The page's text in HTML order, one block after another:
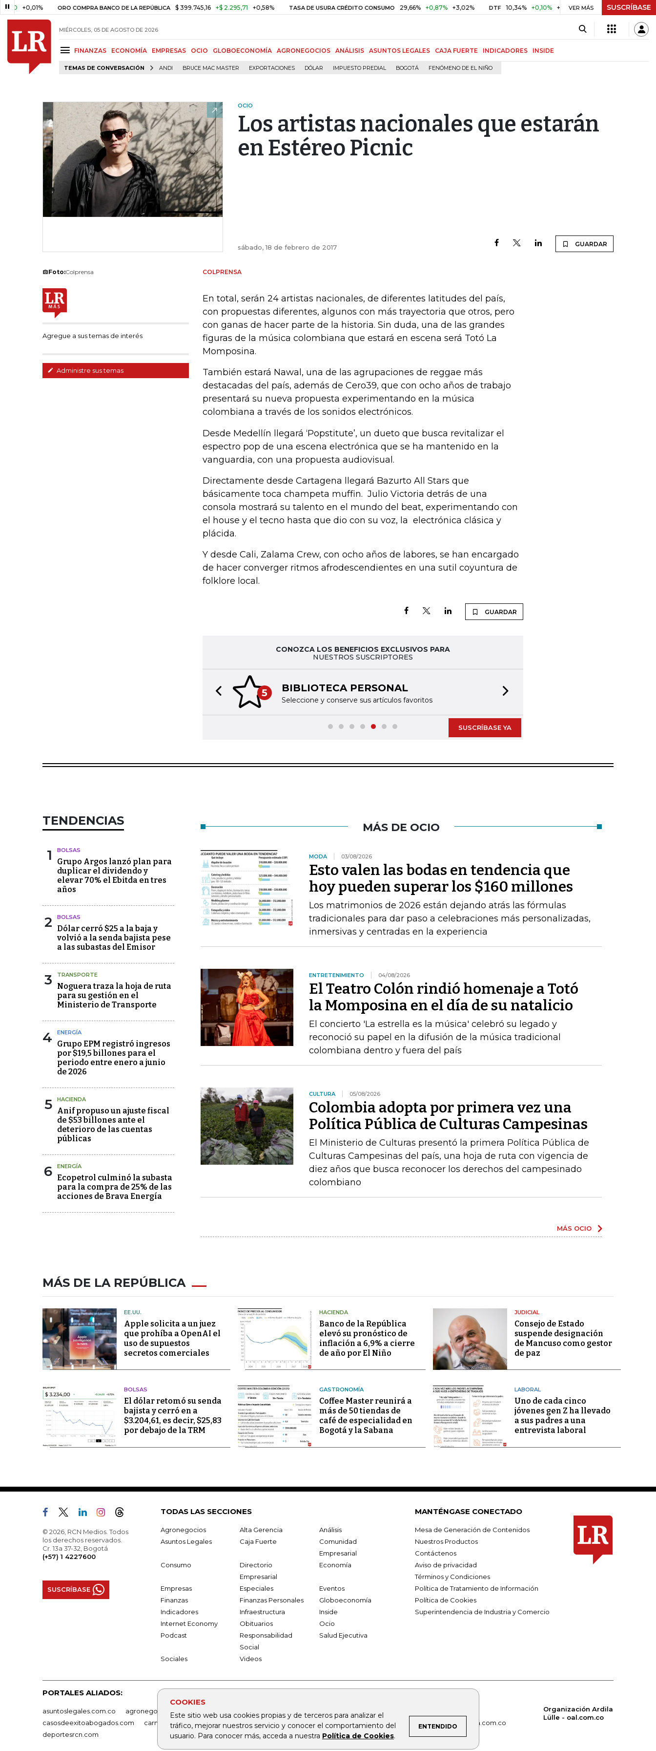
+0,01% ORO COMPRA BANCO DE LA REPÚBLICA $ 399.745,16 +$ 2.295,71 +0,58% TASA DE USURA CRÉDITO CONSUMO 29,66% +0,87% +3,02% DTF 10,34% +0,10% +0,98% UVR $ 416,81 +$ 0,05
VER MÁS SUSCRÍBASE
MIÉRCOLES, 05 DE AGOSTO DE 2026
FINANZAS ECONOMÍA EMPRESAS OCIO GLOBOECONOMÍA AGRONEGOCIOS ANÁLISIS ASUNTOS LEGALES CAJA FUERTE INDICADORES INSIDE
TEMAS DE CONVERSACIÓN ANDI BRUCE MAC MASTER EXPORTACIONES DÓLAR IMPUESTO PREDIAL BOGOTÁ FENÓMENO DE EL NIÑO
COOKIES
Este sitio web usa cookies propias y de terceros para analizar el
tráfico, mejorar nuestros servicio y conocer el comportamiento del
usuario. Para conocer más, acceda a nuestra Política de Cookies.
ENTENDIDO
OCIO
Los artistas nacionales que estarán
en Estéreo Picnic
sábado, 18 de febrero de 2017 GUARDAR
Foto:Colprensa
Agregue a sus temas de interés
Administre sus temas
COLPRENSA
En total, serán 24 artistas nacionales, de diferentes latitudes del país,
con propuestas diferentes, algunos con más trayectoria que otros, pero
con ganas de hacer parte de la historia. Sin duda, una de las grandes
figuras de la música colombiana que estará en escena será Totó La
Momposina.
También estará Nawal, una de las agrupaciones de reggae más
destacadas del país, además de Cero39, que con ocho años de trabajo
presentará su nueva propuesta experimentando en la música
colombiana a través de los sonidos electrónicos.
Desde Medellín llegará ‘Popstitute’, un dueto que busca revitalizar el
espectro pop de una escena electrónica que se ha mantenido en la
vanguardia, con una propuesta audiovisual.
Directamente desde Cartagena llegará Bazurto All Stars que
básicamente toca champeta muffin. Julio Victoria detrás de una
consola mostrará su talento en el mundo del beat, experimentando con
el house y el tecno hasta que dio con su voz, la electrónica clásica y
plácida.
Y desde Cali, Zalama Crew, con ocho años de labores, se han encargado
de hacer converger ritmos afrodescendientes en una sutil coyuntura de
folklore local.
GUARDAR
CONOZCA LOS BENEFICIOS EXCLUSIVOS PARA
NUESTROS SUSCRIPTORES
5 BIBLIOTECA PERSONAL
Seleccione y conserve sus artículos favoritos
Previous slide
SUSCRÍBASE YA
TENDENCIAS
1 BOLSAS
Grupo Argos lanzó plan para
duplicar el dividendo y
elevar 70% el Ebitda en tres
años
2 BOLSAS
Dólar cerró $25 a la baja y
volvió a la senda bajista pese
a las subastas del Emisor
3 TRANSPORTE
Noguera traza la hoja de ruta
para su gestión en el
Ministerio de Transporte
4 ENERGÍA
Grupo EPM registró ingresos
por $19,5 billones para el
periodo entre enero a junio
de 2026
5 HACIENDA
Anif propuso un ajuste fiscal
de $53 billones ante el
deterioro de las cuentas
públicas
6 ENERGÍA
Ecopetrol culminó la subasta
para la compra de 25% de las
acciones de Brava Energía
MÁS DE OCIO
MODA 03/08/2026
Esto valen las bodas en tendencia que
hoy pueden superar los $160 millones
Los matrimonios de 2026 están dejando atrás las fórmulas
tradicionales para dar paso a celebraciones más personalizadas,
inmersivas y centradas en la experiencia
ENTRETENIMIENTO 04/08/2026
El Teatro Colón rindió homenaje a Totó
la Momposina en el día de su natalicio
El concierto 'La estrella es la música' celebró su legado y
reconoció su papel en la difusión de la música tradicional
colombiana dentro y fuera del país
CULTURA 05/08/2026
Colombia adopta por primera vez una
Política Pública de Culturas Campesinas
El Ministerio de Culturas presentó la primera Política Pública de
Culturas Campesinas del país, una hoja de ruta con vigencia de
diez años que busca reconocer los derechos del campesinado
colombiano
MÁS OCIO
MÁS DE LA REPÚBLICA
EE.UU.
Apple solicita a un juez
que prohíba a OpenAI el
uso de supuestos
secretos comerciales
HACIENDA
Banco de la República
elevó su pronóstico de
inflación a 6,9% a cierre
de año por El Niño
JUDICIAL
Consejo de Estado
suspende designación
de Mancuso como gestor
de paz
BOLSAS
El dólar retomó su senda
bajista y cerró en a
$3.204,61, es decir, $25,83
por debajo de la TRM
GASTRONOMÍA
Coffee Master reunirá a
más de 50 tiendas de
café de especialidad en
Bogotá y la Sabana
LABORAL
Uno de cada cinco
jóvenes gen Z ha llevado
a sus padres a una
entrevista laboral
© 2026, RCN Medios. Todos
los derechos reservados.
Cr. 13a 37-32, Bogotá
(+57) 1 4227600
SUSCRÍBASE
TODAS LAS SECCIONES
Agronegocios Alta Gerencia
Análisis
Asuntos Legales
Caja Fuerte
Comunidad
Empresarial
Consumo
Directorio
Empresarial
Economía
Empresas Especiales
Eventos
Finanzas
Finanzas Personales
Globoeconomía
Indicadores
Infraestructura
Inside
Internet Economy
Obituarios
Ocio
Podcast
Responsabilidad
Social
Salud Ejecutiva
Sociales Videos
MANTÉNGASE CONECTADO
Mesa de Generación de Contenidos
Nuestros Productos
Contáctenos
Aviso de privacidad
Términos y Condiciones
Política de Tratamiento de Información
Política de Cookies
Superintendencia de Industria y Comercio
PORTALES ALIADOS:
asuntoslegales.com.co agronegocios.co empresas.larepublica.co firmasdeabogados.com
bolsaencolombia.com
casosdeexitoabogados.com
carnavalindustriacultural.com canalrcn.com rcnradio.com noticiasrcn.com lafm.com.co
alerta.com.co
deportesrcn.com
Organización Ardila
Lülle - oal.com.co